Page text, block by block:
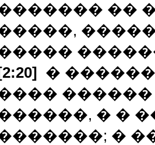
��
�
� �
�